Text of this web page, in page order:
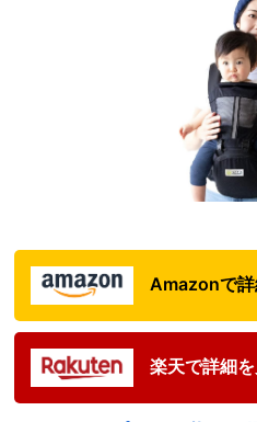
Amazonで詳
楽天で詳細